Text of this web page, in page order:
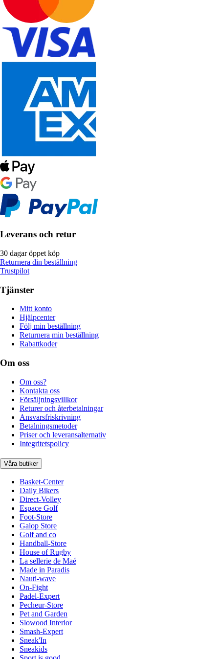
Leverans och retur
30 dagar öppet köp
Returnera din beställning
Trustpilot
Tjänster
Mitt konto
Hjälpcenter
Följ min beställning
Returnera min beställning
Rabattkoder
Om oss
Om oss?
Kontakta oss
Försäljningsvillkor
Returer och återbetalningar
Ansvarsfriskrivning
Betalningsmetoder
Priser och leveransalternativ
Integritetspolicy
Våra butiker
Basket-Center
Daily Bikers
Direct-Volley
Espace Golf
Foot-Store
Galop Store
Golf and co
Handball-Store
House of Rugby
La sellerie de Maé
Made in Paradis
Nauti-wave
On-Fight
Padel-Expert
Pecheur-Store
Pet and Garden
Slowood Interior
Smash-Expert
Sneak'In
Sneakids